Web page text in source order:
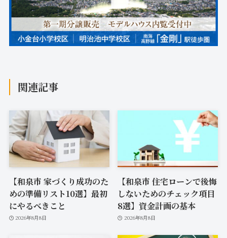
関連記事
【和泉市 家づくり成功のた
めの準備リスト10選】最初
にやるべきこと
2026年8月8日
【和泉市 住宅ローンで後悔
しないためのチェック項目
8選】資金計画の基本
2026年8月8日